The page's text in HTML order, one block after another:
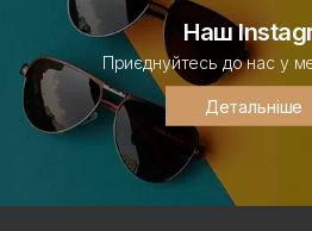
Наш
Приєднуйтесь до нас у
Детальніше